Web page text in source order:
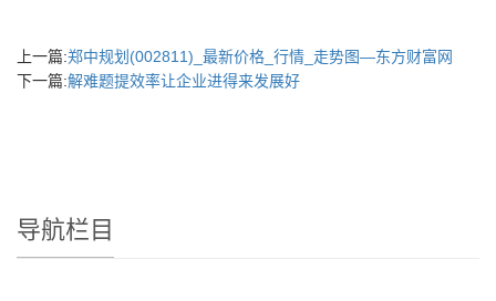
上一篇:郑中规划(002811)_最新价格_行情_走势图—东方财富网
下一篇:解难题提效率让企业进得来发展好
导航栏目